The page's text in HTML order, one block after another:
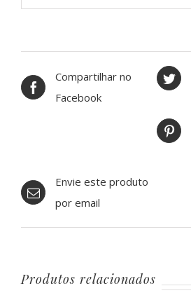
Compartilhar no
Facebook
Envie este produto
por email
Produtos relacionados